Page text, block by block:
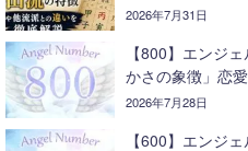
2026年7月31日
【800】エンジ
かさの象徴」恋
2026年7月28日
【600】エンジ